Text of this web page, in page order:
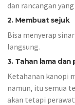
dan rancangan
2. Membuat sejuk
Bisa menyerap
langsung.
3. Tahan lama dan
Ketahanan kanopi
namun, itu semua
akan tetapi